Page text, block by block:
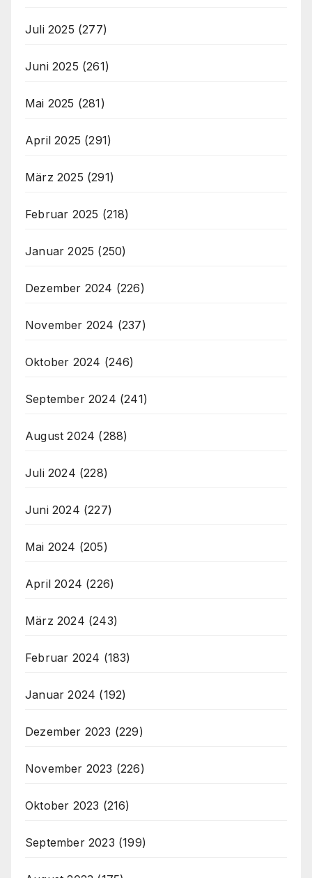
Juli 2025 (277)
Juni 2025 (261)
Mai 2025 (281)
April 2025 (291)
März 2025 (291)
Februar 2025 (218)
Januar 2025 (250)
Dezember 2024 (226)
November 2024 (237)
Oktober 2024 (246)
September 2024 (241)
August 2024 (288)
Juli 2024 (228)
Juni 2024 (227)
Mai 2024 (205)
April 2024 (226)
März 2024 (243)
Februar 2024 (183)
Januar 2024 (192)
Dezember 2023 (229)
November 2023 (226)
Oktober 2023 (216)
September 2023 (199)